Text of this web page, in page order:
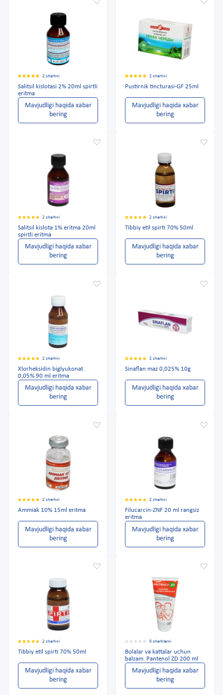
2 sharhni
Salitsil kislotasi 2% 20ml spirtli
eritma
Mavjudligi haqida xabar
bering
2 sharhni
Pustirnik tincturasi-GF 25ml
Mavjudligi haqida xabar
bering
2 sharhni
Salitsil kislota 1% eritma 20ml
spirtli eritma
Mavjudligi haqida xabar
bering
2 sharhni
Tibbiy etil spirti 70% 50ml
Mavjudligi haqida xabar
bering
2 sharhni
Xlorheksidin biglyukonat
0,05% 90 ml eritma
Mavjudligi haqida xabar
bering
2 sharhni
Sinaflan maz 0,025% 10g
Mavjudligi haqida xabar
bering
2 sharhni
Ammiak 10% 15ml eritma
Mavjudligi haqida xabar
bering
2 sharhni
Filucarcin-ZNF 20 ml rangsiz
eritma
Mavjudligi haqida xabar
bering
2 sharhni
Tibbiy etil spirti 70% 50ml
Mavjudligi haqida xabar
bering
0 sharhlarni
Bolalar va kattalar uchun
balzam. Pantenol ZD 200 ml
Mavjudligi haqida xabar
bering